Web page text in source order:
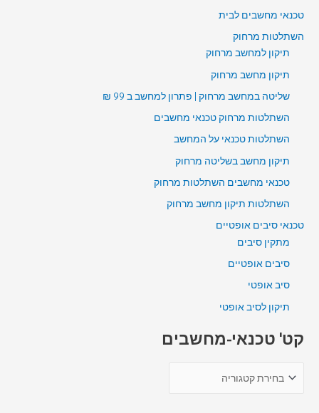
טכנאי מחשבים לבית
השתלטות מרחוק
תיקון למחשב מרחוק
תיקון מחשב מרחוק
שליטה במחשב מרחוק | פתרון למחשב ב 99 ₪
השתלטות מרחוק טכנאי מחשבים
השתלטות טכנאי על המחשב
תיקון מחשב בשליטה מרחוק
טכנאי מחשבים השתלטות מרחוק
השתלטות תיקון מחשב מרחוק
טכנאי סיבים אופטיים
מתקין סיבים
סיבים אופטיים
סיב אופטי
תיקון לסיב אופטי
קט' טכנאי-מחשבים